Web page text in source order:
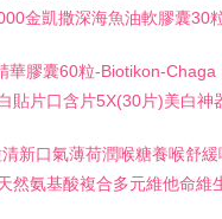
金凱撒深海魚油軟膠囊30
華膠囊60粒-Biotikon-Chaga
貼片口含片5X(30片)美白
新口氣薄荷潤喉糖養喉舒
然氨基酸複合多元維他命維